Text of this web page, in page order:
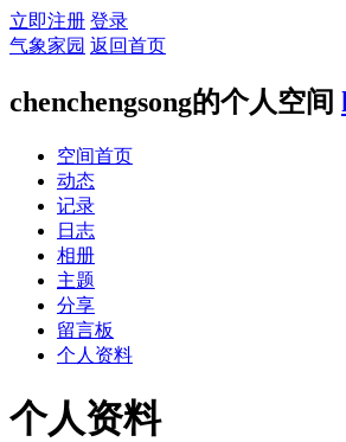
立即注册 登录
气象家园 返回首页
chenchengsong的个人空间
空间首页
动态
记录
日志
相册
主题
分享
留言板
个人资料
个人资料